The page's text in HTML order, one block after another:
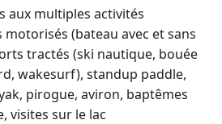
aux multiples activités
(bateau avec et sans
tractés (ski nautique, bouée
wakesurf), standup paddle,
pirogue, aviron, baptêmes
visites sur le lac